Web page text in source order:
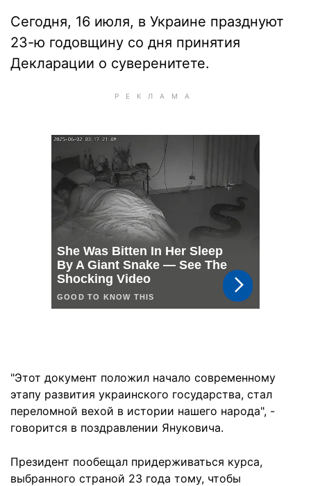
Сегодня, 16 июля, в Украине празднуют
23-ю годовщину со дня принятия
Декларации о суверенитете.
"Этот документ положил начало современному
этапу развития украинского государства, стал
переломной вехой в истории нашего народа", -
говорится в поздравлении Януковича.
Президент пообещал придерживаться курса,
выбранного страной 23 года тому, чтобы